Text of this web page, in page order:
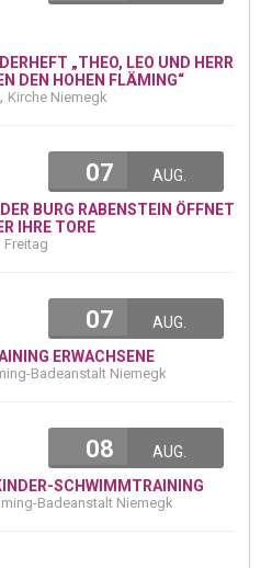
„THEO, LEO UND HERR
DEN HOHEN FLÄMING“
, Kirche Niemegk
07
AUG.
BURG RABENSTEIN ÖFFNET
IHRE TORE
Freitag
07
AUG.
ERWACHSENE
Badeanstalt Niemegk
08
AUG.
SCHWIMMTRAINING
Badeanstalt Niemegk